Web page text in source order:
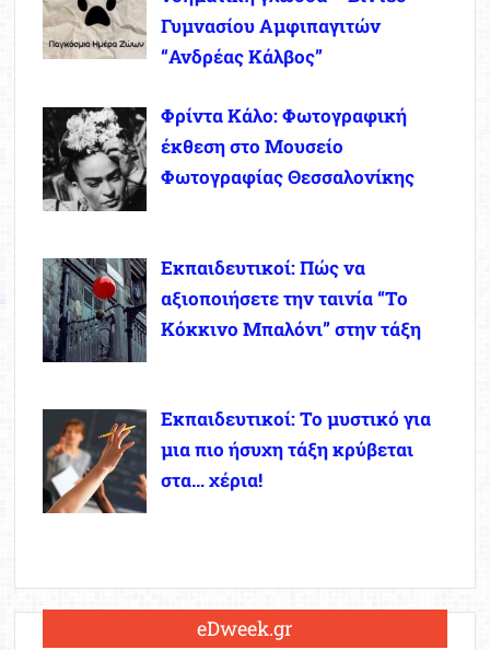
Γυμνασίου Αμφιπαγιτών
“Ανδρέας Κάλβος”
Φρίντα Κάλο: Φωτογραφική
έκθεση στο Μουσείο
Φωτογραφίας Θεσσαλονίκης
Εκπαιδευτικοί: Πώς να
αξιοποιήσετε την ταινία “Το
Κόκκινο Μπαλόνι” στην τάξη
Εκπαιδευτικοί: Το μυστικό για
μια πιο ήσυχη τάξη κρύβεται
στα… χέρια!
eDweek.gr